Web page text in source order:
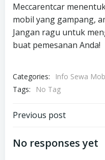
Meccarentcar
mobil yang gampang,
Jangan ragu untuk
buat pemesanan Anda!
Categories:
Info Sewa
Tags:
No Tag
Post
navigation
Previous post
No responses yet